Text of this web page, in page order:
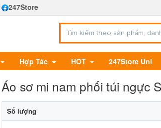
247Store
Hợp Tác HOT 247Store Uni
Áo sơ mi nam phối túi ngực
Số lượng